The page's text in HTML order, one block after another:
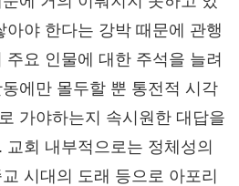
아야 한다는 강박 때문에 관행
요 인물에 대한 주석을 늘려
에만 몰두할 뿐 통전적 시각
가야하는지 속시원한 대답을
회 내부적으로는 정체성의
시대의 도래 등으로 아포리